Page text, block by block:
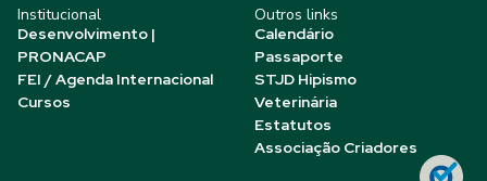
Institucional
Desenvolvimento |
PRONACAP
FEI / Agenda Internacional
Cursos
Outros links
Calendário
Passaporte
STJD Hipismo
Veterinária
Estatutos
Associação Criadores